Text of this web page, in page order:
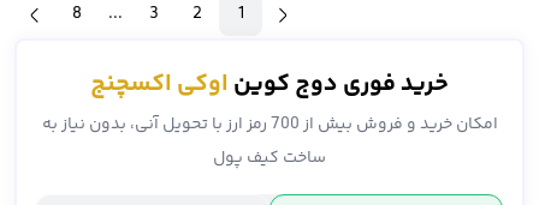
1
2
3
...
8
خرید فوری دوج کوین اوکی اکسچنج
امکان خرید و فروش بیش از 700 رمز ارز با تحویل آنی، بدون نیاز به
ساخت کیف پول